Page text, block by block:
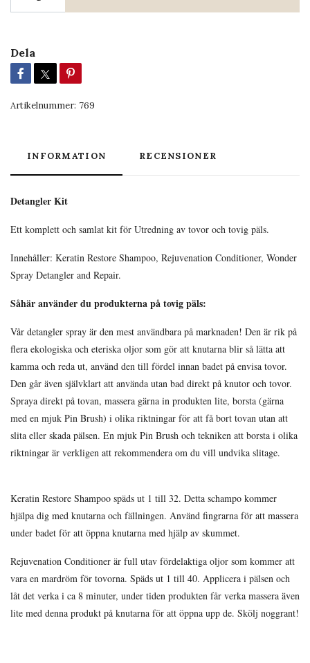
Dela
Artikelnummer: 769
INFORMATION RECENSIONER
Detangler Kit
Ett komplett och samlat kit för Utredning av tovor och tovig päls.
Innehåller: Keratin Restore Shampoo, Rejuvenation Conditioner, Wonder
Spray Detangler and Repair.
Såhär använder du produkterna på tovig päls:
Vår detangler spray är den mest användbara på marknaden! Den är rik på
flera ekologiska och eteriska oljor som gör att knutarna blir så lätta att
kamma och reda ut, använd den till fördel innan badet på envisa tovor.
Den går även självklart att använda utan bad direkt på knutor och tovor.
Spraya direkt på tovan, massera gärna in produkten lite, borsta (gärna
med en mjuk Pin Brush) i olika riktningar för att få bort tovan utan att
slita eller skada pälsen. En mjuk Pin Brush och tekniken att borsta i olika
riktningar är verkligen att rekommendera om du vill undvika slitage.
Keratin Restore Shampoo späds ut 1 till 32. Detta schampo kommer
hjälpa dig med knutarna och fällningen. Använd fingrarna för att massera
under badet för att öppna knutarna med hjälp av skummet.
Rejuvenation Conditioner är full utav fördelaktiga oljor som kommer att
vara en mardröm för tovorna. Späds ut 1 till 40. Applicera i pälsen och
låt det verka i ca 8 minuter, under tiden produkten får verka massera även
lite med denna produkt på knutarna för att öppna upp de. Skölj noggrant!